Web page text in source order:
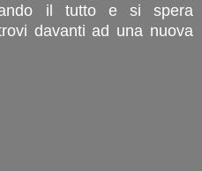
il tutto e si spera
davanti ad una nuova